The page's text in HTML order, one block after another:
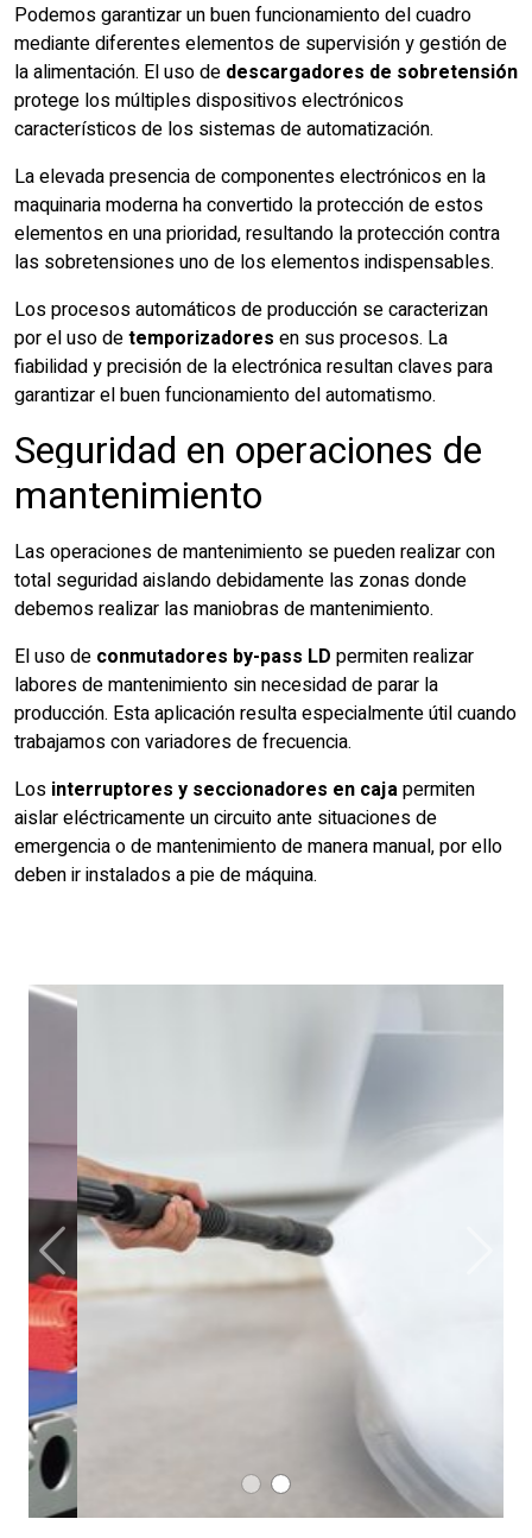
Podemos garantizar un buen funcionamiento del cuadro
mediante diferentes elementos de supervisión y gestión de
la alimentación. El uso de descargadores de sobretensión
protege los múltiples dispositivos electrónicos
característicos de los sistemas de automatización.
La elevada presencia de componentes electrónicos en la
maquinaria moderna ha convertido la protección de estos
elementos en una prioridad, resultando la protección contra
las sobretensiones uno de los elementos indispensables.
Los procesos automáticos de producción se caracterizan
por el uso detemporizadores en sus procesos. La
fiabilidad y precisión de la electrónica resultan claves para
garantizar el buen funcionamiento del automatismo.
Seguridad en operaciones de
mantenimiento
Las operaciones de mantenimiento se pueden realizar con
total seguridad aislando debidamente las zonas donde
debemos realizar las maniobras de mantenimiento.
El uso de conmutadores by-pass LD permiten realizar
labores de mantenimiento sin necesidad de parar la
producción. Esta aplicación resulta especialmente útil cuando
trabajamos con variadores de frecuencia.
Los interruptores y seccionadores en cajapermiten
aislar eléctricamente un circuito ante situaciones de
emergencia o de mantenimiento de manera manual, por ello
deben ir instalados a pie de máquina.
Anterior